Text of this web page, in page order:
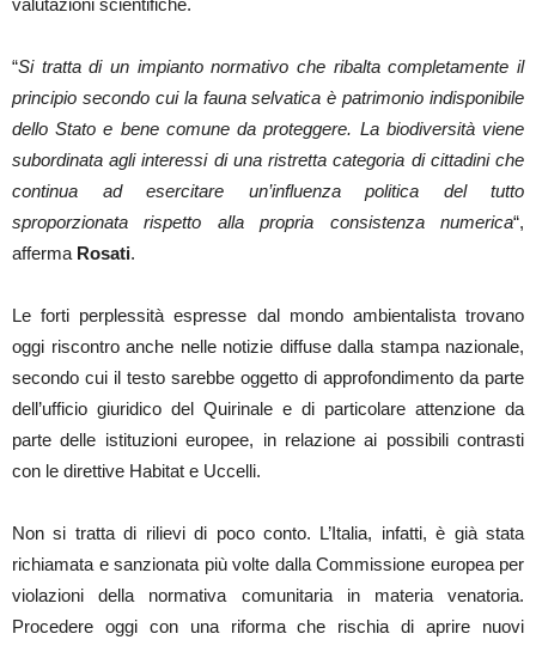
valutazioni scientifiche.
“Si tratta di un impianto normativo che ribalta completamente il
principio secondo cui la fauna selvatica è patrimonio indisponibile
dello Stato e bene comune da proteggere. La biodiversità viene
subordinata agli interessi di una ristretta categoria di cittadini che
continua ad esercitare un’influenza politica del tutto
sproporzionata rispetto alla propria consistenza numerica“,
afferma Rosati.
Le forti perplessità espresse dal mondo ambientalista trovano
oggi riscontro anche nelle notizie diffuse dalla stampa nazionale,
secondo cui il testo sarebbe oggetto di approfondimento da parte
dell’ufficio giuridico del Quirinale e di particolare attenzione da
parte delle istituzioni europee, in relazione ai possibili contrasti
con le direttive Habitat e Uccelli.
Non si tratta di rilievi di poco conto. L’Italia, infatti, è già stata
richiamata e sanzionata più volte dalla Commissione europea per
violazioni della normativa comunitaria in materia venatoria.
Procedere oggi con una riforma che rischia di aprire nuovi